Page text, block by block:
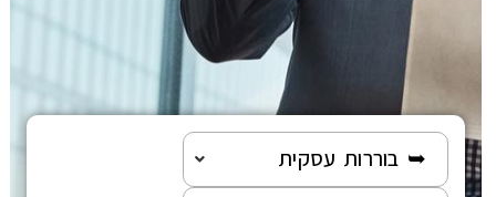
משפט אזרחי
רשלנות רפואית
פשיטת רגל
➥ בוררות עסקית